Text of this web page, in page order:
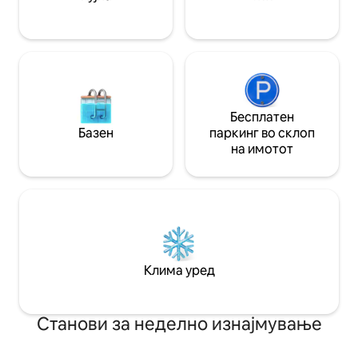
Базен
Бесплатен
паркинг во склоп
на имотот
Клима уред
Станови за неделно изнајмување